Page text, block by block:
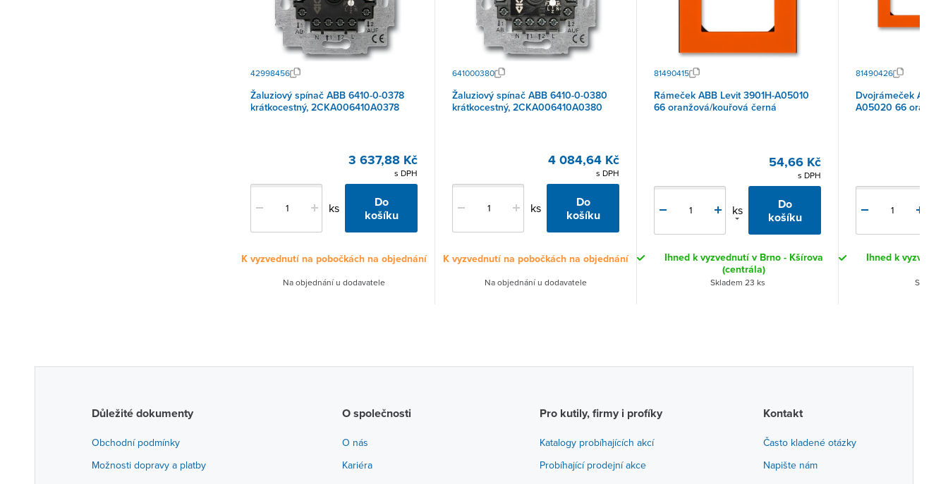
42998456
Žaluziový spínač ABB 6410-0-0378
krátkocestný, 2CKA006410A0378
3 637,88 Kč
s DPH
ks
Do
košíku
K vyzvednutí na pobočkách na objednání
Na objednání u dodavatele
641000380
Žaluziový spínač ABB 6410-0-0380
krátkocestný, 2CKA006410A0380
4 084,64 Kč
s DPH
ks
Do
košíku
K vyzvednutí na pobočkách na objednání
Na objednání u dodavatele
81490415
Rámeček ABB Levit 3901H-A05010
66 oranžová/kouřová černá
54,66 Kč
s DPH
ks
Do
košíku
Ihned k vyzvednutí v Brno - Kšírova
(centrála)
Skladem 23 ks
81490426
Dvojrámeček ABB
A05020 66
Ihned k
Důležité dokumenty
Obchodní podmínky
Možnosti dopravy a platby
O společnosti
O nás
Kariéra
Pro kutily, firmy i profíky
Katalogy probíhajících akcí
Probíhající prodejní akce
Kontakt
Často kladené otázky
Napište nám